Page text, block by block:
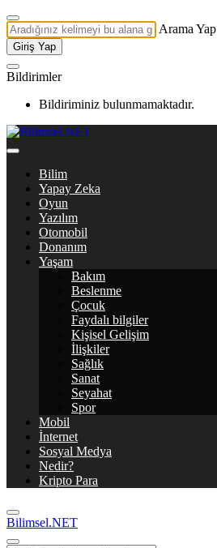
Arama Yap
Giriş Yap
Bildirimler
Bildiriminiz bulunmamaktadır.
Bilim
Yapay Zeka
Oyun
Yazılım
Otomobil
Donanım
Yaşam
Bakım
Beslenme
Çocuk
Faydalı bilgiler
Kişisel Gelişim
İlişkiler
Sağlık
Sanat
Seyahat
Spor
Mobil
İnternet
Sosyal Medya
Nedir?
Kripto Para
Bilimsel.NET